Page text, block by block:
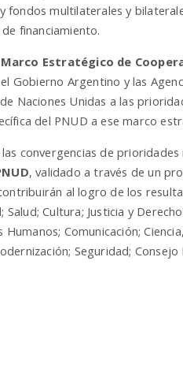
multilaterales y
financiamiento.
Marco Estratégico de
Gobierno Argentino y las
Naciones Unidas a las
del PNUD a ese marco
convergencias de prioridades
, validado a través de un
al logro de los
Cultura; Justicia y
Comunicación;
Seguridad;